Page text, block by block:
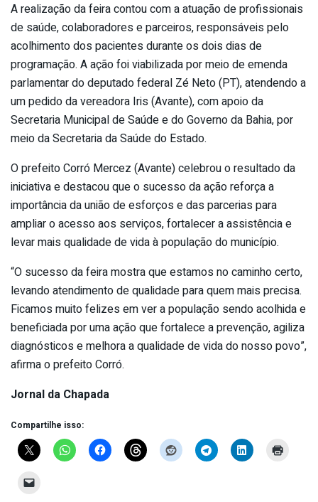
A realização da feira contou com a atuação de profissionais
de saúde, colaboradores e parceiros, responsáveis pelo
acolhimento dos pacientes durante os dois dias de
programação. A ação foi viabilizada por meio de emenda
parlamentar do deputado federal Zé Neto (PT), atendendo a
um pedido da vereadora Iris (Avante), com apoio da
Secretaria Municipal de Saúde e do Governo da Bahia, por
meio da Secretaria da Saúde do Estado.
O prefeito Corró Mercez (Avante) celebrou o resultado da
iniciativa e destacou que o sucesso da ação reforça a
importância da união de esforços e das parcerias para
ampliar o acesso aos serviços, fortalecer a assistência e
levar mais qualidade de vida à população do município.
“O sucesso da feira mostra que estamos no caminho certo,
levando atendimento de qualidade para quem mais precisa.
Ficamos muito felizes em ver a população sendo acolhida e
beneficiada por uma ação que fortalece a prevenção, agiliza
diagnósticos e melhora a qualidade de vida do nosso povo”,
afirma o prefeito Corró.
Jornal da Chapada
Compartilhe isso: